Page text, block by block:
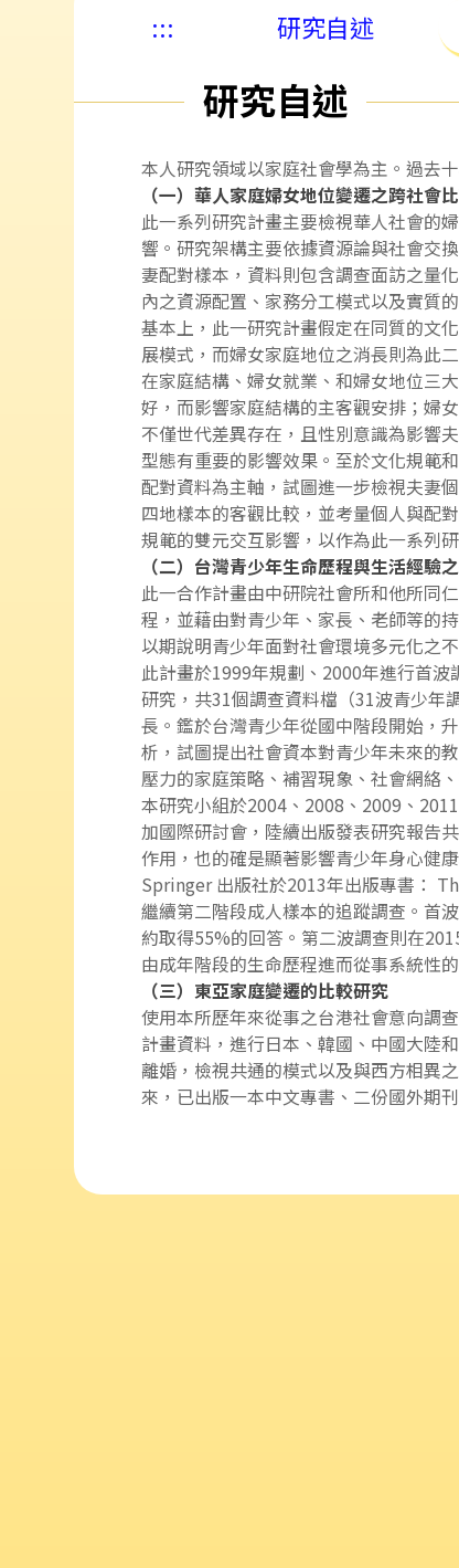
::: 研究自述
研究自述
本人研究領域以家庭社會學為主。過去
（一）華人家庭婦女地位變遷之跨社會
此一系列研究計畫主要檢視華人社會的
響。研究架構主要依據資源論與社會交
妻配對樣本，資料則包含調查面訪之量
內之資源配置、家務分工模式以及實質
基本上，此一研究計畫假定在同質的文
展模式，而婦女家庭地位之消長則為此
在家庭結構、婦女就業、和婦女地位三
好，而影響家庭結構的主客觀安排；婦
不僅世代差異存在，且性別意識為影響
型態有重要的影響效果。至於文化規範
配對資料為主軸，試圖進一步檢視夫妻
四地樣本的客觀比較，並考量個人與配
規範的雙元交互影響，以作為此一系列
（二）台灣青少年生命歷程與生活經
此一合作計畫由中研院社會所和他所同
程，並藉由對青少年、家長、老師等的
以期說明青少年面對社會環境多元化之
此計畫於1999年規劃、2000年進行首
研究，共31個調查資料檔（31波青少年
長。鑑於台灣青少年從國中階段開始，
析，試圖提出社會資本對青少年未來的
壓力的家庭策略、補習現象、社會網絡
本研究小組於2004、2008、2009、
加國際研討會，陸續出版發表研究報告
作用，也的確是顯著影響青少年身心健
Springer 出版社於2013年出版專書：
繼續第二階段成人樣本的追蹤調查。首
約取得55%的回答。第二波調查則在
由成年階段的生命歷程進而從事系統性
（三）東亞家庭變遷的比較研究
使用本所歷年來從事之台港社會意向調
計畫資料，進行日本、韓國、中國大陸
離婚，檢視共通的模式以及與西方相異
來，已出版一本中文專書、二份國外期